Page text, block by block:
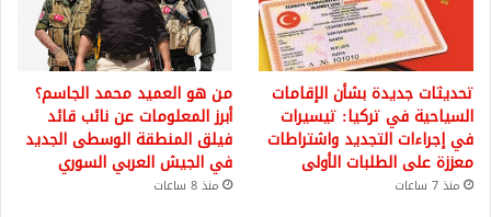
تحديثات جديدة بشأن الإقامات
السياحية في تركيا: تيسيرات
في إجراءات التجديد واشتراطات
معززة على الطلبات الأولى
منذ 7 ساعات
من هو العميد محمد الجاسم؟
أبرز المعلومات عن نائب قائد
فيلق المنطقة الوسطى الجديد
في الجيش العربي السوري
منذ 8 ساعات